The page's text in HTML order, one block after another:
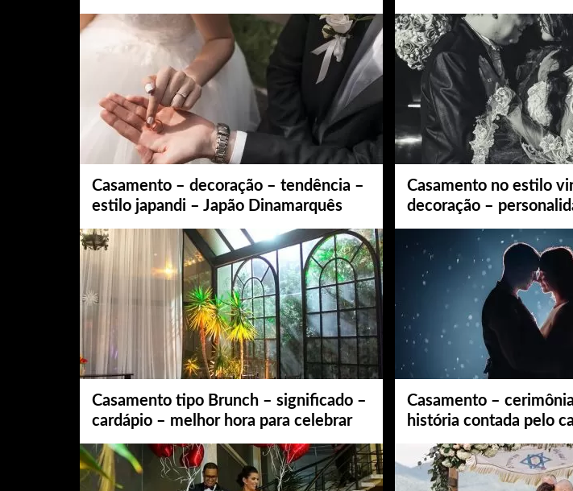
Casamento – decoração – tendência –
estilo japandi – Japão Dinamarquês
Casamento no estilo
decoração –
Casamento tipo Brunch – significado –
cardápio – melhor hora para celebrar
Casamento –
história contada pelo